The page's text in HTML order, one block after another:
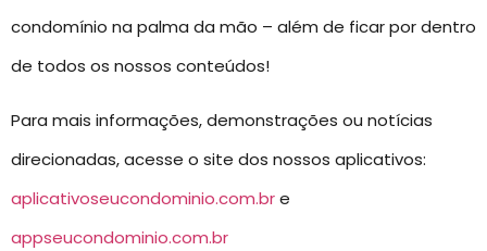
condomínio na palma da mão – além de ficar por dentro
de todos os nossos conteúdos!
Para mais informações, demonstrações ou notícias
direcionadas, acesse o site dos nossos aplicativos:
aplicativoseucondominio.com.bre
appseucondominio.com.br